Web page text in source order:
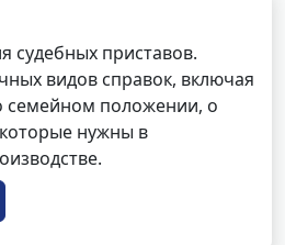
судебных приставов.
видов справок, включая
семейном положении, о
нужны в